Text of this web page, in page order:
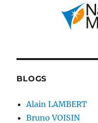
BLOGS
Alain LAMBERT
Bruno VOISIN